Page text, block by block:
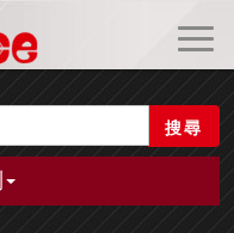
搜尋